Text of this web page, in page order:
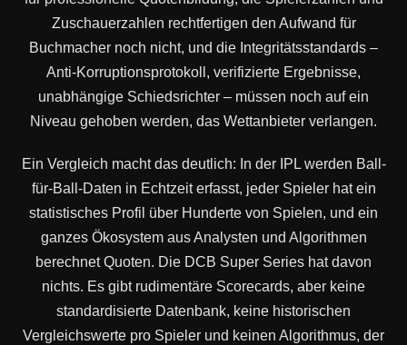
Zuschauerzahlen rechtfertigen den Aufwand für
Buchmacher noch nicht, und die Integritätsstandards –
Anti-Korruptionsprotokoll, verifizierte Ergebnisse,
unabhängige Schiedsrichter – müssen noch auf ein
Niveau gehoben werden, das Wettanbieter verlangen.
Ein Vergleich macht das deutlich: In der IPL werden Ball-
für-Ball-Daten in Echtzeit erfasst, jeder Spieler hat ein
statistisches Profil über Hunderte von Spielen, und ein
ganzes Ökosystem aus Analysten und Algorithmen
berechnet Quoten. Die DCB Super Series hat davon
nichts. Es gibt rudimentäre Scorecards, aber keine
standardisierte Datenbank, keine historischen
Vergleichswerte pro Spieler und keinen Algorithmus, der